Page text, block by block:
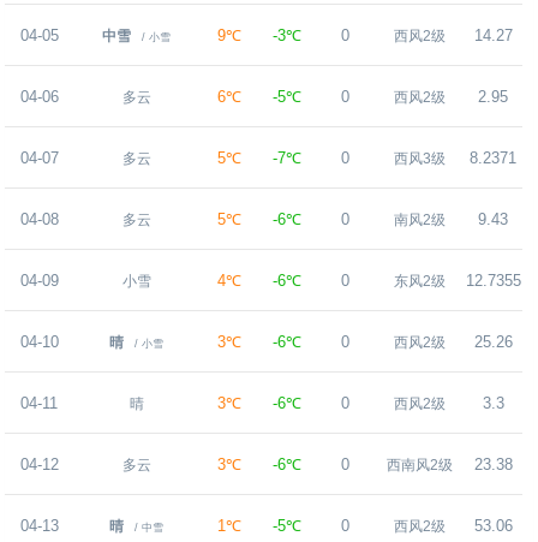
04-05 中雪 / 小雪 9℃ -3℃ 0 西风2级 14.27
04-06 多云 6℃ -5℃ 0 西风2级 2.95
04-07 多云 5℃ -7℃ 0 西风3级 8.2371
04-08 多云 5℃ -6℃ 0 南风2级 9.43
04-09 小雪 4℃ -6℃ 0 东风2级 12.7355
04-10 晴 / 小雪 3℃ -6℃ 0 西风2级 25.26
04-11 晴 3℃ -6℃ 0 西风2级 3.3
04-12 多云 3℃ -6℃ 0 西南风2级 23.38
04-13 晴 / 中雪 1℃ -5℃ 0 西风2级 53.06